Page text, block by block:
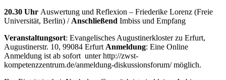
20.30 Uhr Auswertung und Reflexion – Friederike Lorenz (Freie
Universität, Berlin) / Anschließend Imbiss und Empfang
Veranstaltungsort: Evangelisches Augustinerkloster zu Erfurt,
Augustinerstr. 10, 99084 Erfurt Anmeldung: Eine Online
Anmeldung ist ab sofort unter http://zwst-
kompetenzzentrum.de/anmeldung-diskussionsforum/ möglich.